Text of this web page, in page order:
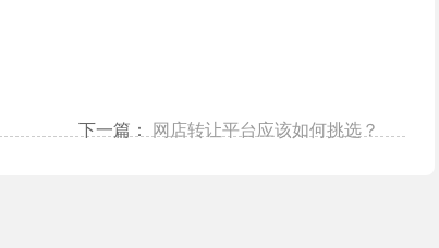
下一篇： 网店转让平台应该如何挑选？